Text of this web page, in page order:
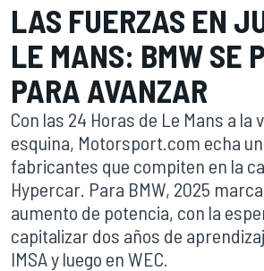
LAS FUERZAS EN
LE MANS: BMW SE
PARA AVANZAR
Con las 24 Horas de Le Mans a la
esquina, Motorsport.com echa
fabricantes que compiten en la
Hypercar. Para BMW, 2025
aumento de potencia, con la
capitalizar dos años de
IMSA y luego en WEC.